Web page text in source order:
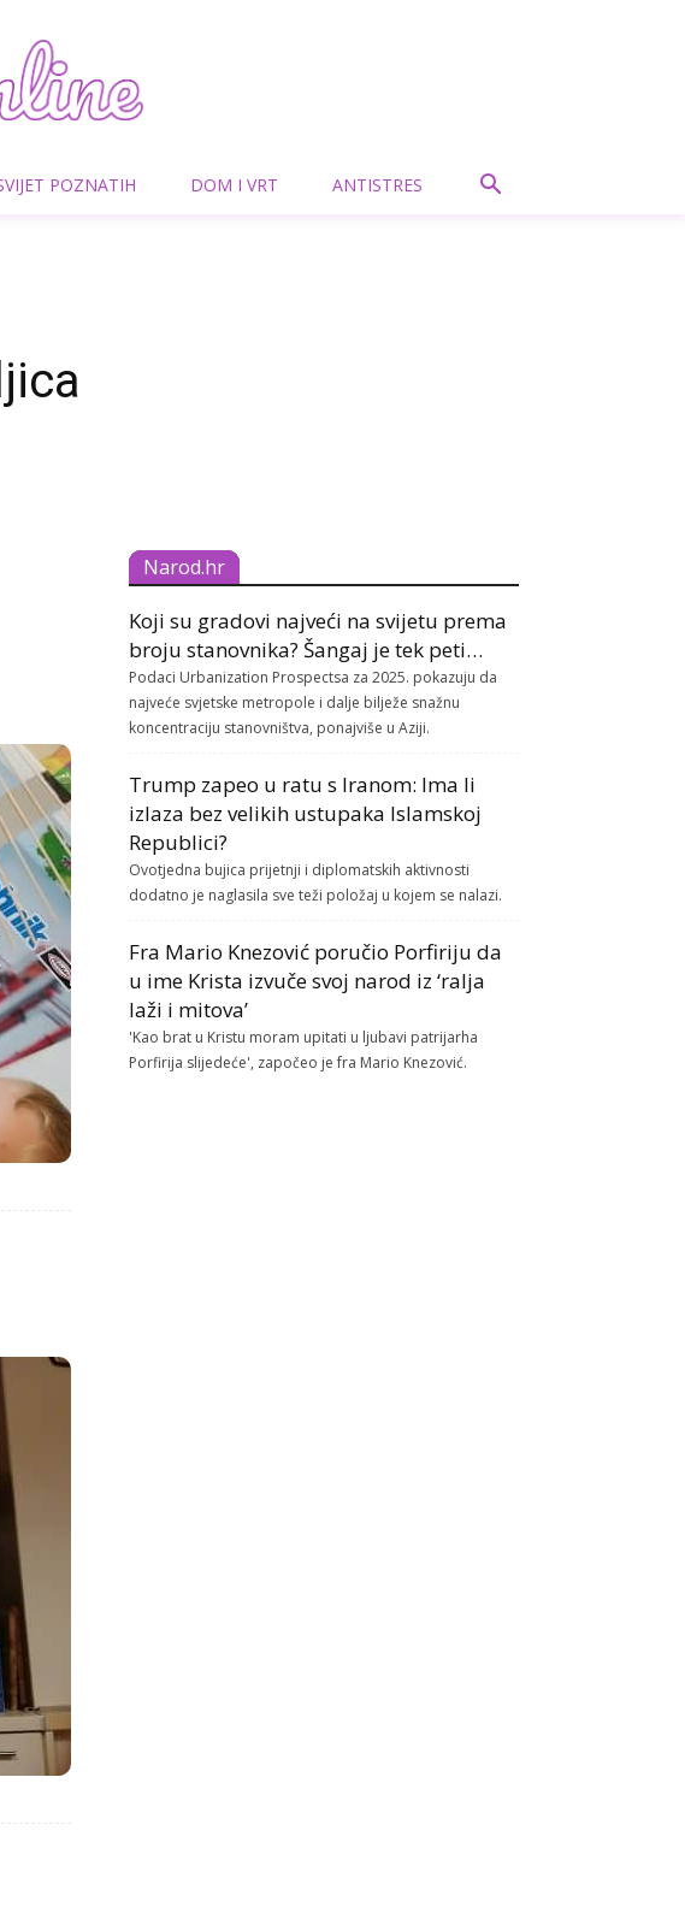
POZNATIH DOM I VRT ANTISTRES
Narod.hr
Koji su gradovi najveći na svijetu prema
broju stanovnika? Šangaj je tek peti…
Podaci Urbanization Prospectsa za 2025. pokazuju da
najveće svjetske metropole i dalje bilježe snažnu
koncentraciju stanovništva, ponajviše u Aziji.
Trump zapeo u ratu s Iranom: Ima li
izlaza bez velikih ustupaka Islamskoj
Republici?
Ovotjedna bujica prijetnji i diplomatskih aktivnosti
dodatno je naglasila sve teži položaj u kojem se nalazi.
Fra Mario Knezović poručio Porfiriju da
u ime Krista izvuče svoj narod iz ‘ralja
laži i mitova’
'Kao brat u Kristu moram upitati u ljubavi patrijarha
Porfirija slijedeće', započeo je fra Mario Knezović.